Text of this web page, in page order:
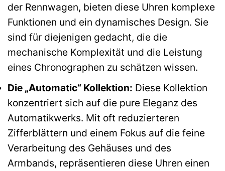
der Rennwagen, bieten diese Uhren komplexe
Funktionen und ein dynamisches Design. Sie
sind für diejenigen gedacht, die die
mechanische Komplexität und die Leistung
eines Chronographen zu schätzen wissen.
Die „Automatic“ Kollektion: Diese Kollektion
konzentriert sich auf die pure Eleganz des
Automatikwerks. Mit oft reduzierteren
Zifferblättern und einem Fokus auf die feine
Verarbeitung des Gehäuses und des
Armbands, repräsentieren diese Uhren einen